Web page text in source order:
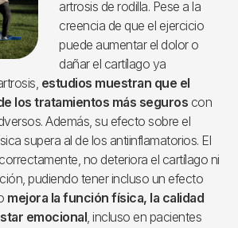
artrosis de rodilla. Pese a la
creencia de que el ejercicio
puede aumentar el dolor o
dañar el cartílago ya
estudios muestran que el
los tratamientos más seguros con
Además, su efecto sobre el
supera al de los antiinflamatorios. El
no deteriora el cartílago ni
pudiendo tener incluso un efecto
mejora la función física, la calidad
emocional, incluso en pacientes